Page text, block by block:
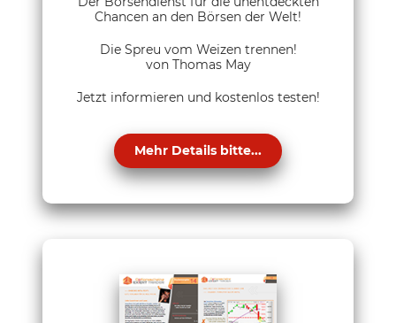
Chancen an den Börsen der Welt!
Die Spreu vom Weizen trennen!
von Thomas May
Jetzt informieren und kostenlos testen!
Mehr Details bitte...